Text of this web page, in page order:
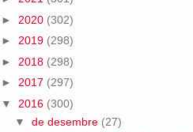
► 2020 (302)
► 2019 (298)
► 2018 (298)
► 2017 (297)
▼ 2016 (300)
▼ de desembre (27)